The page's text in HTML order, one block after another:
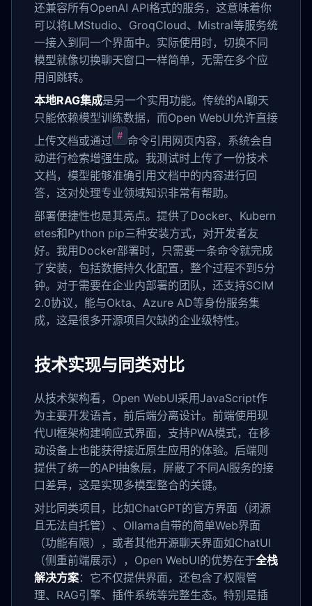
还兼容所有OpenAI API格式的服务，这意味着你
可以将LMStudio、GroqCloud、Mistral等服务统
一接入到同一个界面中。实际使用时，切换不同
模型就像切换聊天窗口一样简单，无需在多个应
用间跳转。
本地RAG集成是另一个实用功能。传统的AI聊天
只能依赖模型训练数据，而Open WebUI允许直接
上传文档或通过 # 命令引用网页内容，系统会自
动进行检索增强生成。我测试时上传了一份技术
文档，模型能够准确引用文档中的内容进行回
答，这对处理专业领域知识非常有帮助。
部署便捷性也是其亮点。提供了Docker、Kubern
etes和Python pip三种安装方式，对开发者友
好。我用Docker部署时，只需要一条命令就完成
了安装，包括数据持久化配置，整个过程不到5分
钟。对于需要在企业内部署的团队，还支持SCIM
2.0协议，能与Okta、Azure AD等身份服务集
成，这是很多开源项目欠缺的企业级特性。
技术实现与同类对比
从技术架构看，Open WebUI采用JavaScript作
为主要开发语言，前后端分离设计。前端使用现
代UI框架构建响应式界面，支持PWA模式，在移
动设备上也能获得接近原生应用的体验。后端则
提供了统一的API抽象层，屏蔽了不同AI服务的接
口差异，这是实现多模型整合的关键。
对比同类项目，比如ChatGPT的官方界面（闭源
且无法自托管）、Ollama自带的简单Web界面
（功能有限），或者其他开源聊天界面如ChatUI
（侧重前端展示），Open WebUI的优势在于全栈
解决方案：它不仅提供界面，还包含了权限管
理、RAG引擎、插件系统等完整生态。特别是插